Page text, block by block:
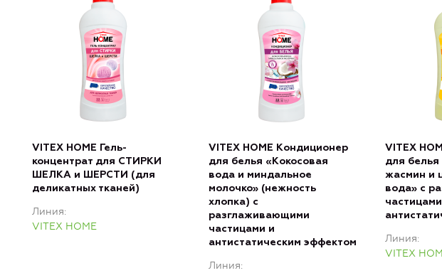
VITEX HOME Гель-
концентрат для СТИРКИ
ШЕЛКА и ШЕРСТИ (для
деликатных тканей)
Линия
VITEX HOME
VITEX HOME Кондиционер
для белья «Кокосовая
вода и миндальное
молочко» (нежность
хлопка) с
разглаживающими
частицами и
антистатическим эффектом
Линия
VITEX
для белья
жасмин и
вода» с
Линия
VITEX